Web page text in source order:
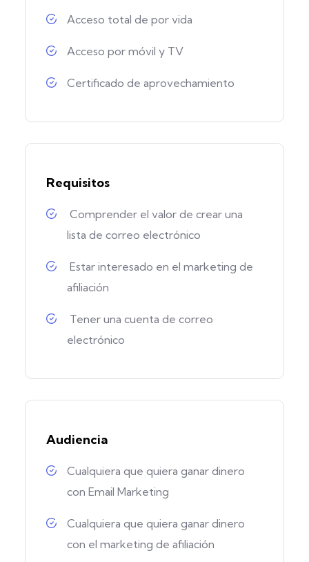
Acceso total de por vida
Acceso por móvil y TV
Certificado de aprovechamiento
Requisitos
Comprender el valor de crear una
lista de correo electrónico
Estar interesado en el marketing de
afiliación
Tener una cuenta de correo
electrónico
Audiencia
Cualquiera que quiera ganar dinero
con Email Marketing
Cualquiera que quiera ganar dinero
con el marketing de afiliación